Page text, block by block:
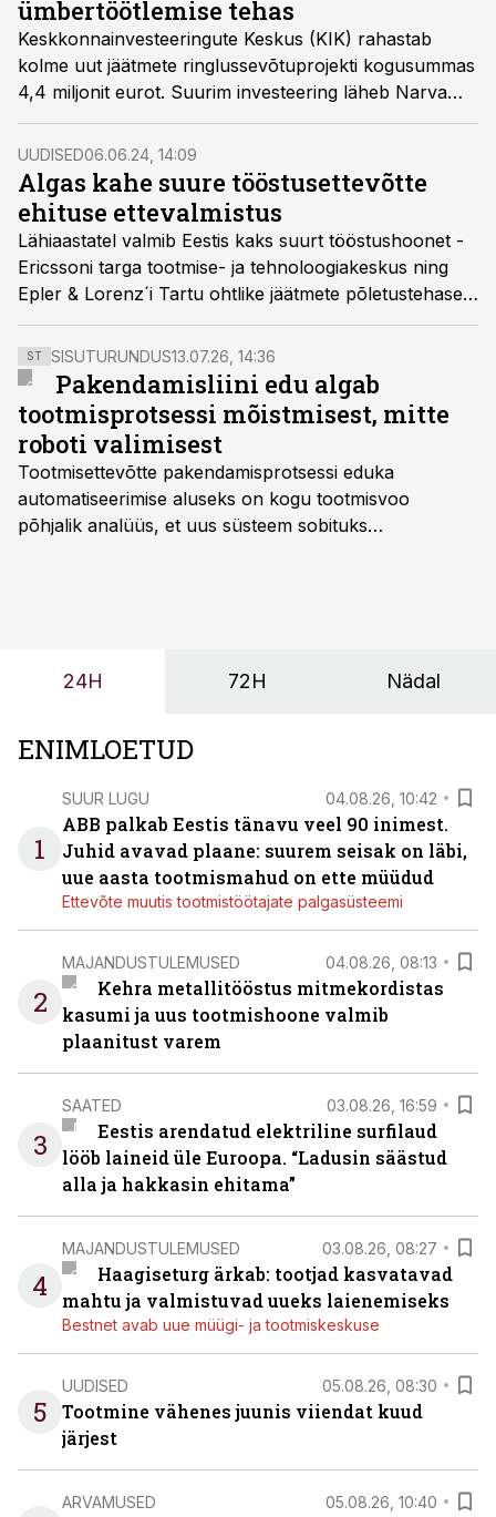
ümbertöötlemise tehas
Keskkonnainvesteeringute Keskus (KIK) rahastab
kolme uut jäätmete ringlussevõtuprojekti kogusummas
4,4 miljonit eurot. Suurim investeering läheb Narva
linna, kuhu kerkib plastijäätmete ümbertöötlemise
tehas.
UUDISED06.06.24, 14:09
Algas kahe suure tööstusettevõtte
ehituse ettevalmistus
Lähiaastatel valmib Eestis kaks suurt tööstushoonet -
Ericssoni targa tootmise- ja tehnoloogiakeskus ning
Epler & Lorenz´i Tartu ohtlike jäätmete põletustehase
laiendus.
ST SISUTURUNDUS13.07.26, 14:36
Pakendamisliini edu algab
tootmisprotsessi mõistmisest, mitte
roboti valimisest
Tootmisettevõtte pakendamisprotsessi eduka
automatiseerimise aluseks on kogu tootmisvoo
põhjalik analüüs, et uus süsteem sobituks
OÜ tegevjuht Sander Mitendorf.
24H 72H Nädal
ENIMLOETUD
1
SUUR LUGU 04.08.26, 10:42
ABB palkab Eestis tänavu veel 90 inimest.
Juhid avavad plaane: suurem seisak on läbi,
uue aasta tootmismahud on ette müüdud
Ettevõte muutis tootmistöötajate palgasüsteemi
2
MAJANDUSTULEMUSED 04.08.26, 08:13
Kehra metallitööstus mitmekordistas
kasumi ja uus tootmishoone valmib
plaanitust varem
3
SAATED 03.08.26, 16:59
Eestis arendatud elektriline surfilaud
lööb laineid üle Euroopa. “Ladusin säästud
alla ja hakkasin ehitama”
4
MAJANDUSTULEMUSED 03.08.26, 08:27
Haagiseturg ärkab: tootjad kasvatavad
mahtu ja valmistuvad uueks laienemiseks
Bestnet avab uue müügi- ja tootmiskeskuse
5
UUDISED 05.08.26, 08:30
Tootmine vähenes juunis viiendat kuud
järjest
ARVAMUSED 05.08.26, 10:40